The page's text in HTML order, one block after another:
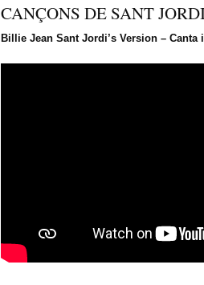
CANÇONS DE SANT
Billie Jean Sant Jordi’s Version – Canta